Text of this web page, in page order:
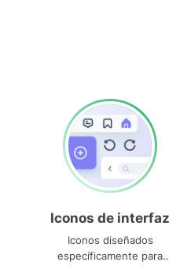
Iconos de interfaz
Iconos diseñados
específicamente para